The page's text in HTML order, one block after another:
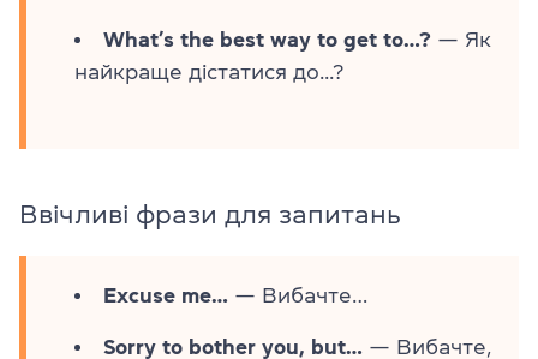
What’s the best way to get to…? — Як
найкраще дістатися до...?
Ввічливі фрази для запитань
Excuse me… — Вибачте…
Sorry to bother you, but… — Вибачте,